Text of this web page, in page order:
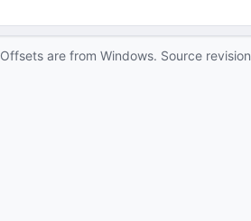
Offsets are from Windows. Source revision